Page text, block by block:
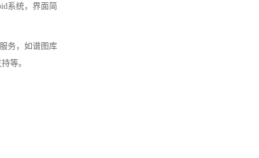
系统，界面简
务，如谱图库
等。